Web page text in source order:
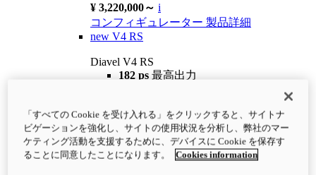
¥ 3,220,000～ i
コンフィギュレーター 製品詳細
new V4 RS
Diavel V4 RS
182 ps 最高出力
¥4,400,000 i
コンフィギュレーター 製品詳細
newV4 RS 100
「すべての Cookie を受け入れる」をクリックすると、サイトナ
ビゲーションを強化し、サイトの使用状況を分析し、弊社のマー
ケティング活動を支援するために、デバイスに Cookie を保存す
ることに同意したことになります。
Cookies information